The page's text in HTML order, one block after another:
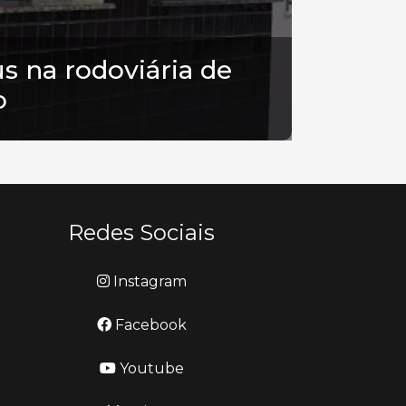
na rodoviária de
Redes Sociais
Instagram
Facebook
Youtube